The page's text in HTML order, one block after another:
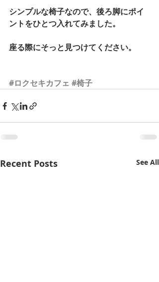
シンプルな椅子なので、後ろ脚にポイ
ントをひとつ入れてみました。
座る際にそっと見つけてください。
#ロクセキカフェ #椅子
Recent Posts See All